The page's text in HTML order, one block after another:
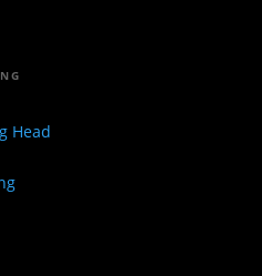
Head